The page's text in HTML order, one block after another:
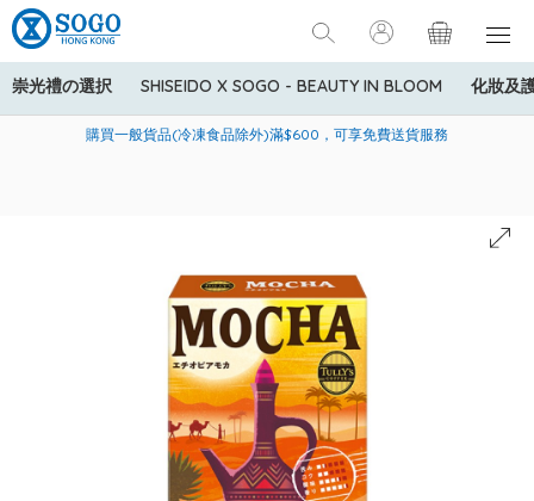
崇光禮の選択 SHISEIDO X SOGO - BEAUTY IN BLOOM 化妝及
美國運通Explorer®信用卡會員購物禮遇：高達5%簽賬回贈！
購買一般貨品(冷凍食品除外)滿$600，可享免費送貨服務
寄送中國內地服務只適用於指定商品，若訂單金額少於HK$600(折